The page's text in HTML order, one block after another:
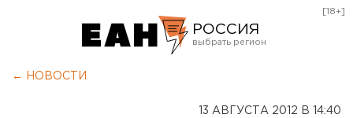
РОССИЯ
[18+]
← НОВОСТИ
13 АВГУСТА 2012 В 14:40